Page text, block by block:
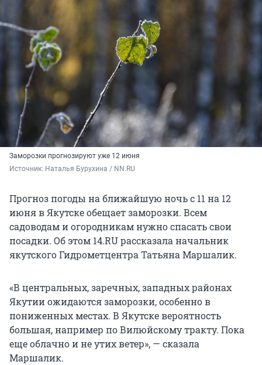
Заморозки прогнозируют уже 12 июня
Источник: Наталья Бурухина / NN.RU
Прогноз погоды на ближайшую ночь с 11 на 12
июня в Якутске обещает заморозки. Всем
садоводам и огородникам нужно спасать свои
посадки. Об этом 14.RU рассказала начальник
якутского Гидрометцентра Татьяна Маршалик.
«В центральных, заречных, западных районах
Якутии ожидаются заморозки, особенно в
пониженных местах. В Якутске вероятность
большая, например по Вилюйскому тракту. Пока
еще облачно и не утих ветер», — сказала
Маршалик.